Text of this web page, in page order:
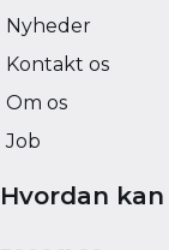
Nyheder
Kontakt os
Om os
Job
Hvordan